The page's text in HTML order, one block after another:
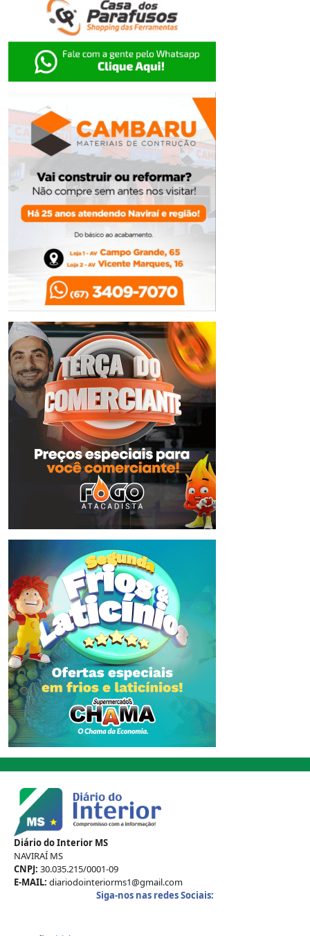
Diário do Interior MS
NAVIRAÍ MS
CNPJ: 30.035.215/0001-09
E-MAIL: diariodointeriorms1@gmail.com
Siga-nos nas redes Sociais: